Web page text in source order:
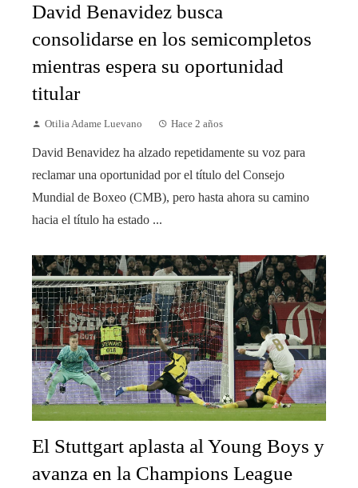
David Benavidez busca
consolidarse en los semicompletos
mientras espera su oportunidad
titular
Otilia Adame Luevano Hace 2 años
David Benavidez ha alzado repetidamente su voz para
reclamar una oportunidad por el título del Consejo
Mundial de Boxeo (CMB), pero hasta ahora su camino
hacia el título ha estado ...
El Stuttgart aplasta al Young Boys y
avanza en la Champions League